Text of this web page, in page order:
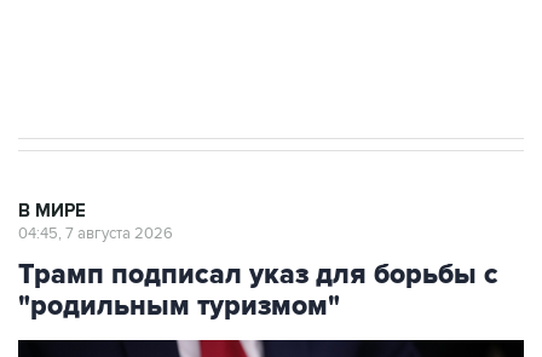
В МИРЕ
04:45, 7 августа 2026
Трамп подписал указ для борьбы с
"родильным туризмом"